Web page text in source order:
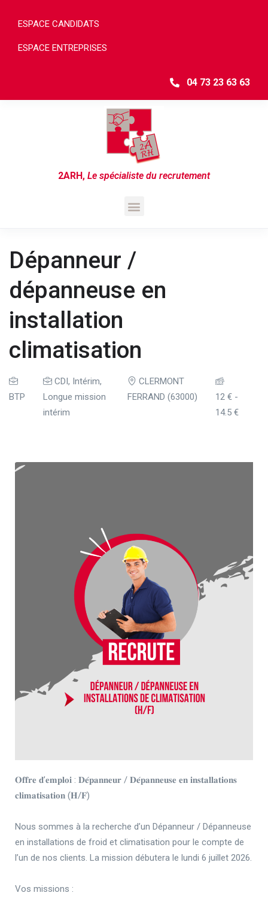
ESPACE CANDIDATS
ESPACE ENTREPRISES
04 73 23 63 63
2ARH, Le spécialiste du recrutement
Dépanneur /
dépanneuse en
installation
climatisation
BTP
CDI, Intérim,
Longue mission
intérim
CLERMONT
FERRAND (63000)
12 €-
14.5 €
𝐎𝐟𝐟𝐫𝐞 𝐝’𝐞𝐦𝐩𝐥𝐨𝐢 : 𝐃𝐞́𝐩𝐚𝐧𝐧𝐞𝐮𝐫 / 𝐃𝐞́𝐩𝐚𝐧𝐧𝐞𝐮𝐬𝐞 𝐞𝐧 𝐢𝐧𝐬𝐭𝐚𝐥𝐥𝐚𝐭𝐢𝐨𝐧𝐬
𝐜𝐥𝐢𝐦𝐚𝐭𝐢𝐬𝐚𝐭𝐢𝐨𝐧 (𝐇/𝐅)
Nous sommes à la recherche d’un Dépanneur / Dépanneuse
en installations de froid et climatisation pour le compte de
l’un de nos clients. La mission débutera le lundi 6 juillet 2026.
Vos missions :